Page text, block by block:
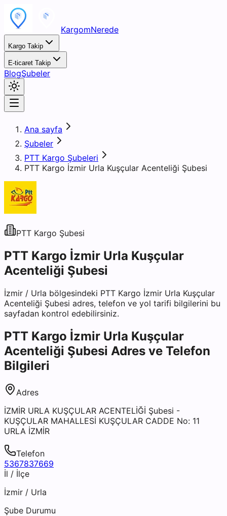
KargomNerede
Kargo Takip
E-ticaret Takip
BlogŞubeler
Ana sayfa
Şubeler
PTT Kargo Şubeleri
PTT Kargo İzmir Urla Kuşçular Acenteliği Şubesi
PTT Kargo Şubesi
PTT Kargo İzmir Urla Kuşçular
Acenteliği Şubesi
İzmir / Urla bölgesindeki PTT Kargo İzmir Urla Kuşçular
Acenteliği Şubesi adres, telefon ve yol tarifi bilgilerini bu
sayfadan kontrol edebilirsiniz.
PTT Kargo İzmir Urla Kuşçular
Acenteliği Şubesi Adres ve Telefon
Bilgileri
Adres
İZMİR URLA KUŞÇULAR ACENTELİĞİ Şubesi -
KUŞÇULAR MAHALLESİ KUŞÇULAR CADDE No: 11
URLA İZMİR
Telefon
5367837669
İl / İlçe
İzmir / Urla
Şube Durumu